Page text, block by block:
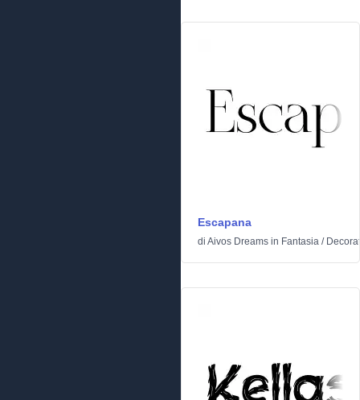
Escapana
di Aivos Dreams in Fantasia /